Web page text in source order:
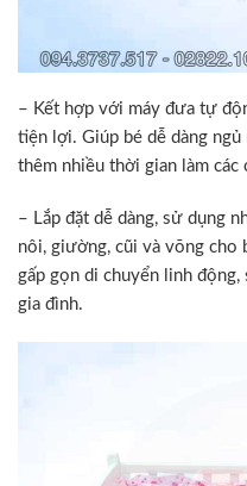
– Kết hợp với máy đưa tự
tiện lợi. Giúp bé dễ dàng ngủ
thêm nhiều thời gian làm các
– Lắp đặt dễ dàng, sử dụng
nôi, giường, cũi và võng cho
gấp gọn di chuyển linh
gia đình.